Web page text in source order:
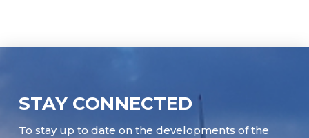
STAY CONNECTED
To stay up to date on the developments of the